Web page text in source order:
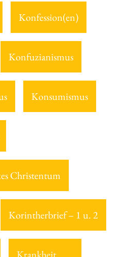
Konfession(en)
Konfuzianismus
Konsumismus
Christentum
Korintherbrief – 1 u. 2